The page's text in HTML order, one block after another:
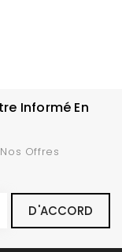
Informé En
Offres